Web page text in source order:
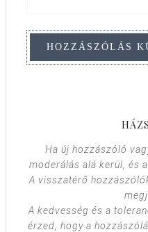
Ha új hozzászóló
moderálás alá kerül, és
A visszatérő
A kedvesség és a
érzed, hogy a